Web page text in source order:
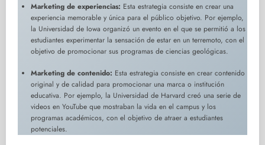
Marketing de experiencias: Esta estrategia consiste en crear una
experiencia memorable y única para el público objetivo. Por ejemplo,
la Universidad de Iowa organizó un evento en el que se permitió a los
estudiantes experimentar la sensación de estar en un terremoto, con el
objetivo de promocionar sus programas de ciencias geológicas.
Marketing de contenido: Esta estrategia consiste en crear contenido
original y de calidad para promocionar una marca o institución
educativa. Por ejemplo, la Universidad de Harvard creó una serie de
videos en YouTube que mostraban la vida en el campus y los
programas académicos, con el objetivo de atraer a estudiantes
potenciales.